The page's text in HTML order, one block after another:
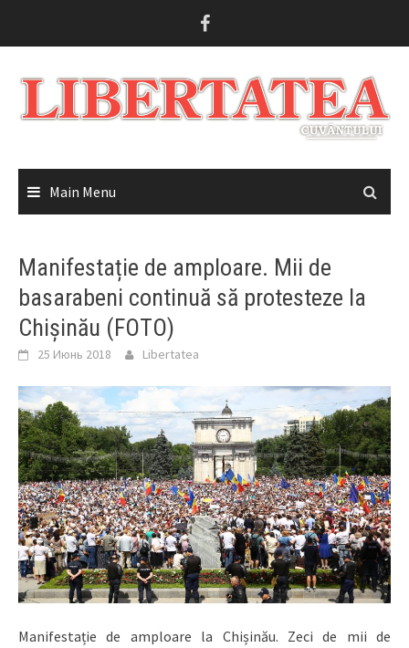
Main Menu
Manifestație de amploare. Mii de
basarabeni continuă să protesteze la
Chișinău (FOTO)
25 Июнь 2018 Libertatea
Manifestație de amploare la Chișinău. Zeci de mii de